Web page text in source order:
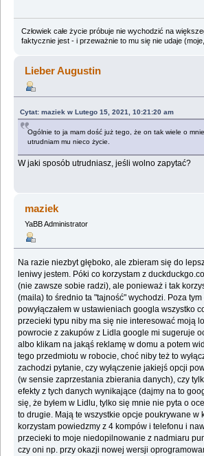
Człowiek całe życie próbuje nie wychodzić na
faktycznie jest - i przeważnie to mu się nie udaje
Lieber Augustin
Cytat: maziek w Lutego 15, 2021, 10:21:20 am
Ogólnie to ja mam dość już tego, że on tak wiele o
utrudniam mu nieco życie.
W jaki sposób utrudniasz, jeśli wolno zapytać?
maziek
YaBB Administrator
Na razie niezbyt głęboko, ale zbieram się do
leniwy jestem. Póki co korzystam z
(nie zawsze sobie radzi), ale ponieważ i tak
(maila) to średnio ta "tajność" wychodzi. Poza
powyłączałem w ustawieniach googla wszystko
przecieki typu niby ma się nie interesować moją
powrocie z zakupów z Lidla google mi sugeruje
albo klikam na jakąś reklamę w domu a potem
tego przedmiotu w robocie, choć niby też to
zachodzi pytanie, czy wyłączenie jakiejś opcji
(w sensie zaprzestania zbierania danych), czy
efekty z tych danych wynikające (dajmy na to
się, że byłem w Lidlu, tylko się mnie nie pyta o
to drugie. Mają te wszystkie opcje poukrywane w
korzystam powiedzmy z 4 kompów i telefonu i
przecieki to moje niedopilnowanie z nadmiaru
czy oni np. przy okazji nowej wersji